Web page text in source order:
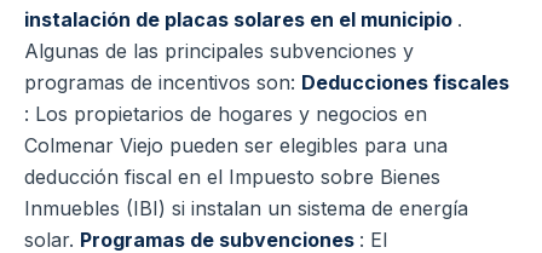
instalación de placas solares en el municipio .
Algunas de las principales subvenciones y
programas de incentivos son: Deducciones fiscales
: Los propietarios de hogares y negocios en
Colmenar Viejo pueden ser elegibles para una
deducción fiscal en el Impuesto sobre Bienes
Inmuebles (IBI) si instalan un sistema de energía
solar. Programas de subvenciones : El